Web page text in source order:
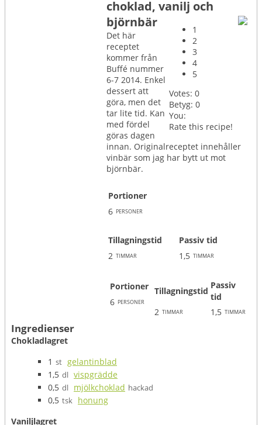
choklad, vanilj och
björnbär
1
2
3
4
5
Votes: 0
Betyg: 0
You:
Rate this recipe!
Det här
receptet
kommer från
Buffé nummer
6-7 2014. Enkel
dessert att
göra, men det
tar lite tid. Kan
med fördel
göras dagen
innan. Originalreceptet innehåller
vinbär som jag har bytt ut mot
björnbär.
Portioner
6 personer
Tillagningstid
Passiv tid
2 timmar 1,5 timmar
Portioner
6 personer
Tillagningstid
Passiv
tid
2 timmar 1,5 timmar
Ingredienser
Chokladlagret
1 st gelantinblad
1,5 dl vispgrädde
0,5 dl mjölkchoklad hackad
0,5 tsk honung
Vaniljlagret